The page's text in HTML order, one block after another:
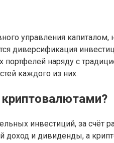
управления
диверсификация
наряду с
каждого из них.
инвестиций, за счёт
и дивиденды, а